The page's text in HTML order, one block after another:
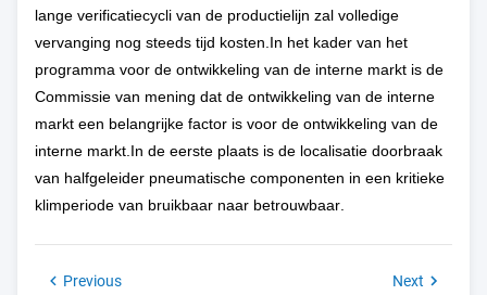
In geavanceerde processen van 14 nm en lager bedraagt
de lokalisatie van kernprocespneumatische onderdelen
slechts ongeveer 22%.In de eerste plaats zijn de
producenten-exporteurs van de Unie in de Unie in de eerste
plaats van mening dat de invoer van de betrokken
producten in de Unie van cruciaal belang is voor de